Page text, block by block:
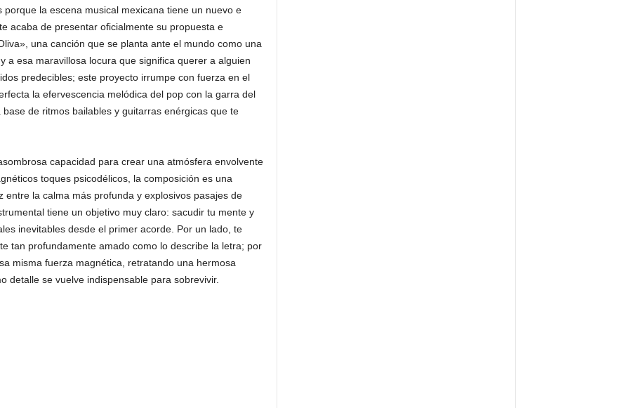
la escena musical mexicana tiene un nuevo e
acaba de presentar oficialmente su propuesta e
una canción que se planta ante el mundo como una
a esa maravillosa locura que significa querer a alguien
predecibles; este proyecto irrumpe con fuerza en el
la efervescencia melódica del pop con la garra del
de ritmos bailables y guitarras enérgicas que te
capacidad para crear una atmósfera envolvente
toques psicodélicos, la composición es una
la calma más profunda y explosivos pasajes de
tiene un objetivo muy claro: sacudir tu mente y
inevitables desde el primer acorde. Por un lado, te
tan profundamente amado como lo describe la letra; por
misma fuerza magnética, retratando una hermosa
detalle se vuelve indispensable para sobrevivir.